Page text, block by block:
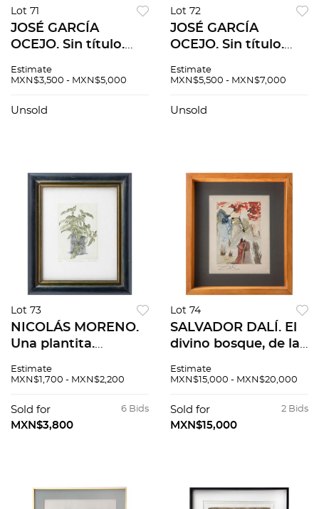
Lot 71
JOSÉ GARCÍA
OCEJO. Sin título.
75. Litografía 97 /
medidas totales
Estimate
MXN$3,500 - MXN$5,000
Unsold
Lot 72
JOSÉ GARCÍA
OCEJO. Sin título.
74. Lápiz de grafito
cm
Estimate
MXN$5,500 - MXN$7,000
Unsold
Lot 73
NICOLÁS MORENO.
Una plantita.
la punta seca 12 / 30.
totales
Estimate
MXN$1,700 - MXN$2,200
6 Bids
Sold for
MXN$3,800
Lot 74
SALVADOR DALÍ. El
divino bosque, de la
Comédie. Firmada a
núm. de tiraje. 33 x
26 cm medidas tot
Estimate
MXN$15,000 - MXN$20,000
2 Bids
Sold for
MXN$15,000